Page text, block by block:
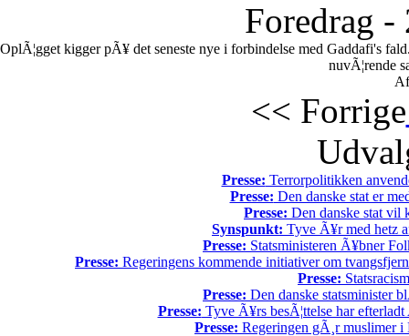
Foredrag -
OplÃ¦gget kigger pÃ¥ det seneste nye i forbindelse med Gaddafi's
nuvÃ¦rende
<< Forrige
Presse: Terrorpolitikken
Presse: Den danske stat er
Presse: Den danske stat vil
Synspunkt: Tyve Ã¥r med hetz
Presse: Statsministeren Ã¥bner
Presse: Regeringens kommende initiativer om
Presse:
Presse: Den danske statsminister
Presse: Tyve Ã¥rs besÃ¦ttelse har
Presse: Regeringen gÃ¸r muslimer